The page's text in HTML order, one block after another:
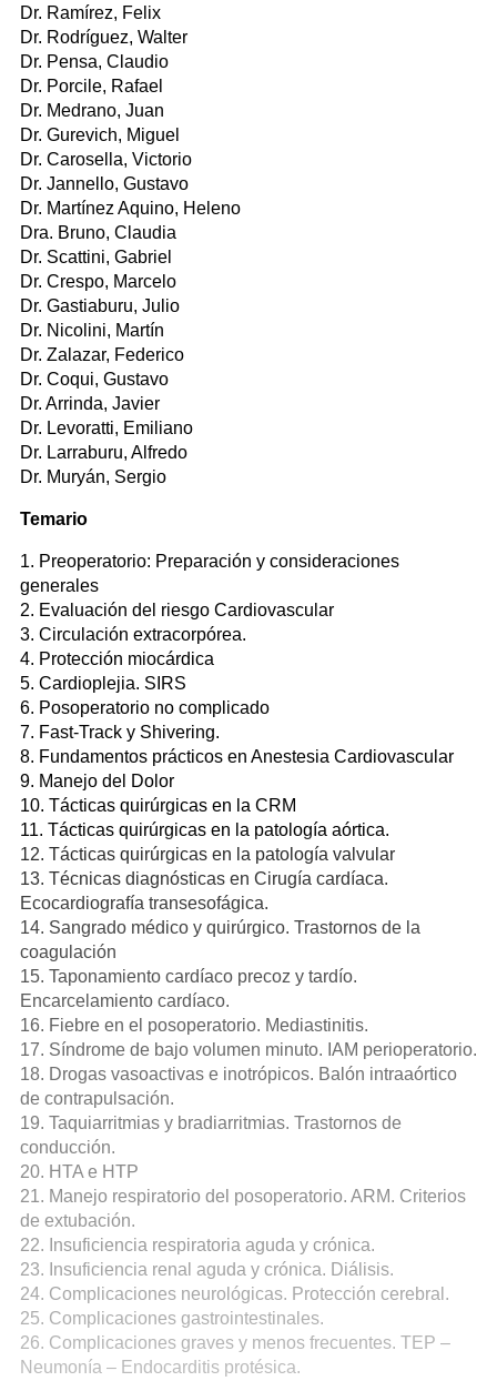
Dr. Ramírez, Felix
Dr. Rodríguez, Walter
Dr. Pensa, Claudio
Dr. Porcile, Rafael
Dr. Medrano, Juan
Dr. Gurevich, Miguel
Dr. Carosella, Victorio
Dr. Jannello, Gustavo
Dr. Martínez Aquino, Heleno
Dra. Bruno, Claudia
Dr. Scattini, Gabriel
Dr. Crespo, Marcelo
Dr. Gastiaburu, Julio
Dr. Nicolini, Martín
Dr. Zalazar, Federico
Dr. Coqui, Gustavo
Dr. Arrinda, Javier
Dr. Levoratti, Emiliano
Dr. Larraburu, Alfredo
Dr. Muryán, Sergio
Temario
1. Preoperatorio: Preparación y consideraciones
generales
2. Evaluación del riesgo Cardiovascular
3. Circulación extracorpórea.
4. Protección miocárdica
5. Cardioplejia. SIRS
6. Posoperatorio no complicado
7. Fast-Track y Shivering.
8. Fundamentos prácticos en Anestesia Cardiovascular
9. Manejo del Dolor
10. Tácticas quirúrgicas en la CRM
11. Tácticas quirúrgicas en la patología aórtica.
12. Tácticas quirúrgicas en la patología valvular
13. Técnicas diagnósticas en Cirugía cardíaca.
Ecocardiografía transesofágica.
14. Sangrado médico y quirúrgico. Trastornos de la
coagulación
15. Taponamiento cardíaco precoz y tardío.
Encarcelamiento cardíaco.
16. Fiebre en el posoperatorio. Mediastinitis.
17. Síndrome de bajo volumen minuto. IAM perioperatorio.
18. Drogas vasoactivas e inotrópicos. Balón intraaórtico
de contrapulsación.
19. Taquiarritmias y bradiarritmias. Trastornos de
conducción.
20. HTA e HTP
21. Manejo respiratorio del posoperatorio. ARM. Criterios
de extubación.
22. Insuficiencia respiratoria aguda y crónica.
23. Insuficiencia renal aguda y crónica. Diálisis.
24. Complicaciones neurológicas. Protección cerebral.
25. Complicaciones gastrointestinales.
26. Complicaciones graves y menos frecuentes. TEP –
Neumonía – Endocarditis protésica.